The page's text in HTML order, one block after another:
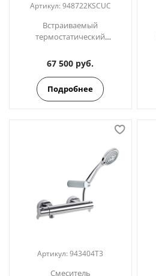
Артикул: 948722KSCUC
Встраиваемый
термостатический
выхода BLAUTHERM
948722KSCUC медь
67 500 руб.
Подробнее
Артикул:943404T3
Смеситель